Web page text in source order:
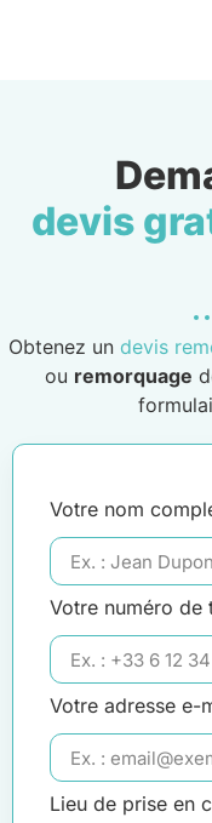
devis
Obtenez un devis
ou remorquage
Votre nom
Votre numéro de
Votre adresse e-
Lieu de prise en